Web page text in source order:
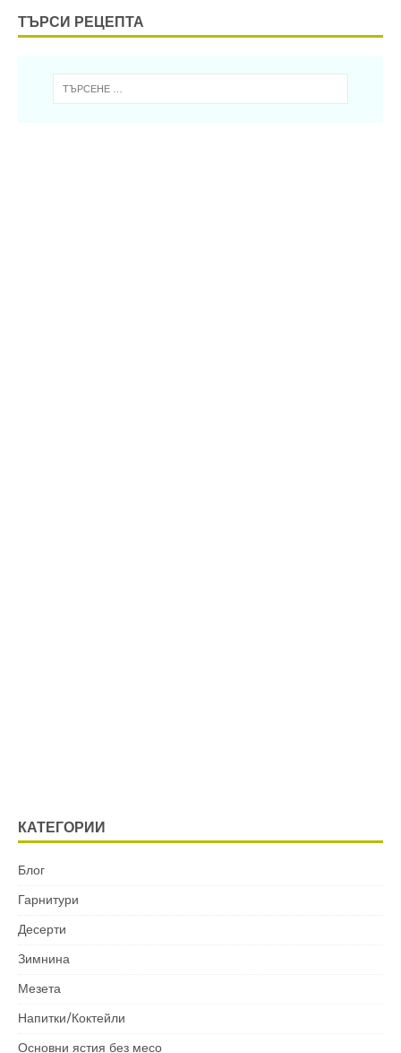
ТЪРСИ РЕЦЕПТА
КАТЕГОРИИ
Блог
Гарнитури
Десерти
Зимнина
Мезета
Напитки/Коктейли
Основни ястия без месо